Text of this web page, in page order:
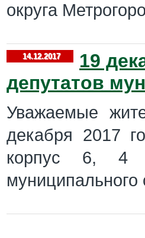
округа
14.12.2017
19
депутатов
Уважаемые
декабря 2017
корпус 6, 4
муниципального